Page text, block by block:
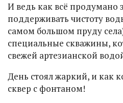
И ведь как всё продумано
поддерживать чистоту
самом большом пруду
специальные скважины,
свежей артезианской
День стоял жаркий, и как
сквер с фонтаном!